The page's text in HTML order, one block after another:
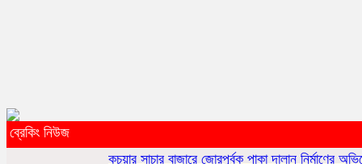
ব্রেকিং নিউজ
কচুয়ার সাচার বাজারে জোরপূর্বক পাকা দালান নির্মাণের অভিযোগ কচুয়ায়